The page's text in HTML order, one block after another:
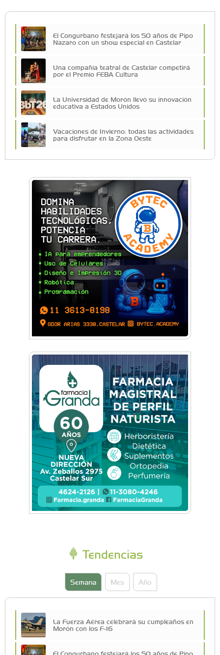
El Congurbano festejará los 50 años de Pipo
Nazaro con un show especial en Castelar
Una compañía teatral de Castelar competirá
por el Premio FEBA Cultura
La Universidad de Morón llevó su innovación
educativa a Estados Unidos
Vacaciones de Invierno: todas las actividades
para disfrutar en la Zona Oeste
La histórica FM En Tránsito cumple 39 años y
lo festejará con un fiestón en Auditorio Oeste
Visita guiada a la Catedral de Morón, el plan
destacado para este fin de semana
Sexo, deseo y vínculos: La Lic. Cecilia Ce llega a
Morón con "Encendé tu motor"
Silvia Villalba presentó Caudal Interno: "Tiene
que ver con el mensaje que quiero entregar
desde mi ser"
Planspiel: Conocé la experiencia educativa en
alemán que reunió a estudiantes de
El día que Castelar creyó que Los Redondos
tocaban en el Club Argentino
Feria Conurbana: Resistencia Gráfica ante las
pantallas y lo intangible
Tendencias
Semana Mes Año
La Fuerza Aérea celebrará su cumpleaños en
Morón con los F-16
El Congurbano festejará los 50 años de Pipo